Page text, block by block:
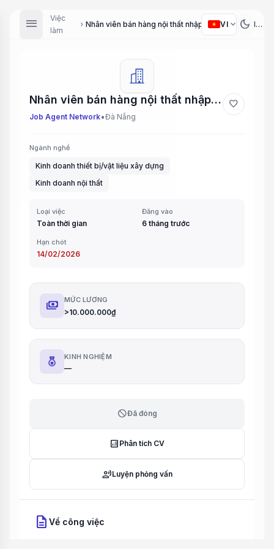
menu
Việc
làm
chevron_right Nhân viên bán hàng nội thất nhập khẩu (Sales - Imported Furniture) / Nhân viên bán hàng đá xây dựng nhập khẩu (Sales - Imported Building Stone)
VI expand_more dark_mode
Nhân viên bán hàng nội thất nhập khẩu (Sales - Imported Furniture) / Nhân viên bán hàng đá xây dựng nhập khẩu (Sales - Imported Building Stone)
Job Agent Network•Đà Nẵng
favorite
Ngành nghề
Kinh doanh thiết bị/vật liệu xây dựng
Kinh doanh nội thất
Loại việc
Toàn thời gian
Đăng vào
6 tháng trước
Hạn chót
14/02/2026
payments MỨC LƯƠNG
>10.000.000₫
KINH NGHIỆM
—
blockĐã đóng
analytics Phân tích CV
record_voice_overLuyện phỏng vấn
description Về công việc